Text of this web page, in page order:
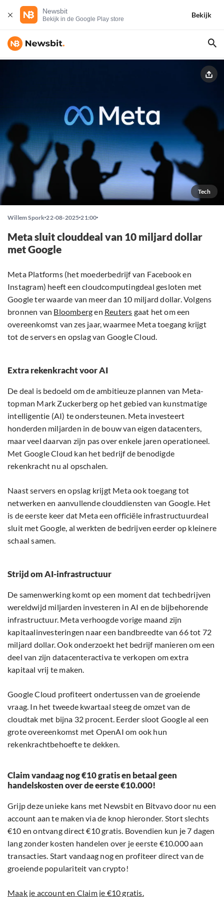
Newsbit
Bekijk in de Google Play store
Bekijk
Tech
Willem Spork 22-08-2025 21:00
Meta sluit clouddeal van 10 miljard dollar
met Google
Meta Platforms (het moederbedrijf van Facebook en
Instagram) heeft een cloudcomputingdeal gesloten met
Google ter waarde van meer dan 10 miljard dollar. Volgens
bronnen van Bloombergen Reuters gaat het om een
overeenkomst van zes jaar, waarmee Meta toegang krijgt
tot de servers en opslag van Google Cloud.
Extra rekenkracht voor AI
De deal is bedoeld om de ambitieuze plannen van Meta-
topman Mark Zuckerberg op het gebied van kunstmatige
intelligentie (AI) te ondersteunen. Meta investeert
honderden miljarden in de bouw van eigen datacenters,
maar veel daarvan zijn pas over enkele jaren operationeel.
Met Google Cloud kan het bedrijf de benodigde
rekenkracht nu al opschalen.
Naast servers en opslag krijgt Meta ook toegang tot
netwerken en aanvullende clouddiensten van Google. Het
is de eerste keer dat Meta een officiële infrastructuurdeal
sluit met Google, al werkten de bedrijven eerder op kleinere
schaal samen.
Strijd om AI-infrastructuur
De samenwerking komt op een moment dat techbedrijven
wereldwijd miljarden investeren in AI en de bijbehorende
infrastructuur. Meta verhoogde vorige maand zijn
kapitaalinvesteringen naar een bandbreedte van 66 tot 72
miljard dollar. Ook onderzoekt het bedrijf manieren om een
deel van zijn datacenteractiva te verkopen om extra
kapitaal vrij te maken.
Google Cloud profiteert ondertussen van de groeiende
vraag. In het tweede kwartaal steeg de omzet van de
cloudtak met bijna 32 procent. Eerder sloot Google al een
grote overeenkomst met OpenAI om ook hun
rekenkrachtbehoefte te dekken.
Claim vandaag nog €10 gratis en betaal geen
handelskosten over de eerste €10.000!
Grijp deze unieke kans met Newsbit en Bitvavo door nu een
account aan te maken via de knop hieronder. Stort slechts
€10 en ontvang direct €10 gratis. Bovendien kun je 7 dagen
lang zonder kosten handelen over je eerste €10.000 aan
transacties. Start vandaag nog en profiteer direct van de
groeiende populariteit van crypto!
Maak je account en Claim je €10 gratis.